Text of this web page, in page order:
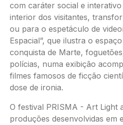
com caráter social e
interior dos visitantes,
ou para o espetáculo de
Espacial”, que ilustra o
conquista de Marte,
polícias, numa exibição
filmes famosos de ficção
dose de ironia.
O festival PRISMA - Art Light
produções desenvolvidas em